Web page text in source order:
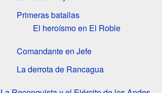
Primeras batallas
El heroísmo en El Roble
Comandante en Jefe
La derrota de Rancagua